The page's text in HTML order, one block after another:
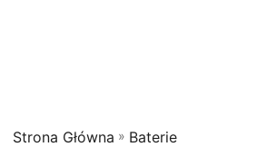
Strona Główna » Baterie